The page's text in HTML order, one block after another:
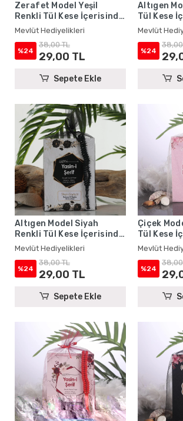
Zerafet Model Yeşil
Renkli Tül Kese İçerisinde
Yasin Kitabı ve Tesbih -
Mevlüt Hediyelikleri
Mevlüt Hediyelikleri
%24
38,00 TL
29,00 TL
Sepete Ekle
Altıgen
Tül Kese
Kitabı ve
Mevlüt
%24
Altıgen Model Siyah
Renkli Tül Kese İçerisinde
Yasin Kitabı ve Tesbih -
Mevlüt Hediyelikleri
Mevlüt Hediyelikleri
%24
38,00 TL
29,00 TL
Sepete Ekle
Çiçek
Tül Kese
Kitabı ve
Mevlüt
%24